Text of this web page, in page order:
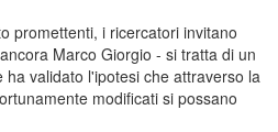
promettenti, i ricercatori invitano
Marco Giorgio - si tratta di un
validato l'ipotesi che attraverso la
modificati si possano